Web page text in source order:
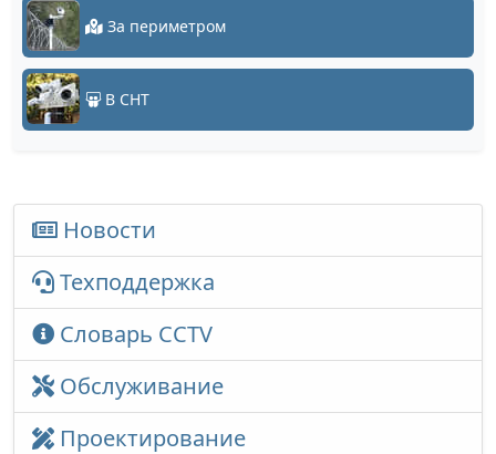
За периметром
В СНТ
Новости
Техподдержка
Словарь CCTV
Обслуживание
Проектирование